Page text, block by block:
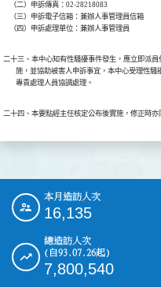
    （二）申訴傳真：02-28218083
    （三）申訴電子信箱：兼辦人事管理員信箱
    （四）申訴處理單位：兼辦人事管理員
二十三、本中心知有性騷擾事件發生，應立即派
施，並協助被害人申訴事宜，本中心受理性
        專責處理人員協調處理。
二十四、本要點經主任核定公布後實施，修正時亦
::: 本月造訪人次
16,135
總造訪人次
(自93.07.26起)
7,800,540